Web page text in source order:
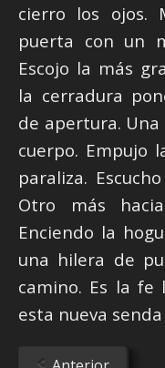
cierro los ojos.
puerta con un
Escojo la más
la cerradura
de apertura.
cuerpo. Empujo
paraliza.
Otro más
Enciendo la
una hilera de
camino. Es la fe
esta nueva